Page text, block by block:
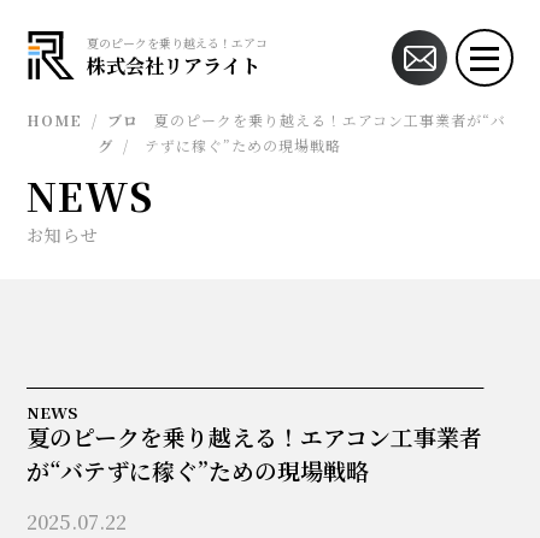
夏のピークを乗り越える！エアコン工事業者が“バテずに稼ぐ”ための現場戦略 |
株式会社リアライト
HOME / ブロ
グ /
夏のピークを乗り越える！エアコン工事業者が“バ
テずに稼ぐ”ための現場戦略
NEWS
お知らせ
NEWS
夏のピークを乗り越える！エアコン工事業者
が“バテずに稼ぐ”ための現場戦略
2025.07.22